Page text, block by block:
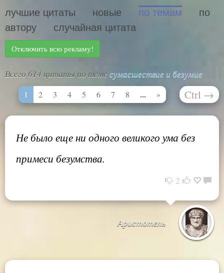
лучшие цитаты новые по темам
по
автору
случайная цитата
Отключить всю рекламу!
Всего 614 цитаты по теме сумасшествие и безумие
1 2 3 4 5 6 7 8 ... » Ctrl →
Не было еще ни одного великого ума без
примеси безумства.
2
Аристотель